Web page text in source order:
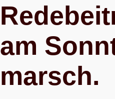
am
marsch.